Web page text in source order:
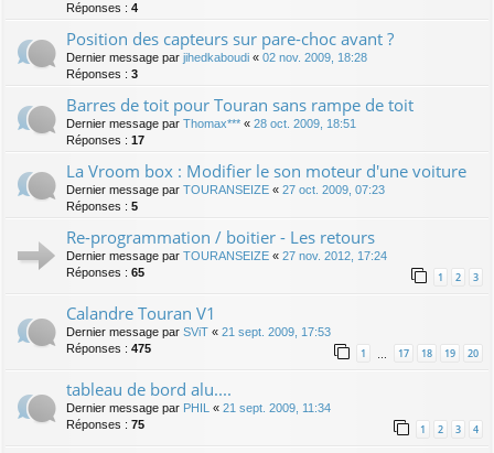
Réponses : 4
Position des capteurs sur pare-choc avant ?
Dernier message par jihedkaboudi « 02 nov. 2009, 18:28
Réponses : 3
Barres de toit pour Touran sans rampe de toit
Dernier message par Thomax*** « 28 oct. 2009, 18:51
Réponses : 17
La Vroom box : Modifier le son moteur d'une voiture
Dernier message par TOURANSEIZE « 27 oct. 2009, 07:23
Réponses : 5
Re-programmation / boitier - Les retours
Dernier message par TOURANSEIZE « 27 nov. 2012, 17:24
Réponses : 65 1 2 3
Calandre Touran V1
Dernier message par SViT « 21 sept. 2009, 17:53
Réponses : 475 1 … 17 18 19 20
tableau de bord alu....
Dernier message par PHIL « 21 sept. 2009, 11:34
Réponses : 75 1 2 3 4